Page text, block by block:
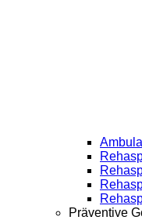
Präventive